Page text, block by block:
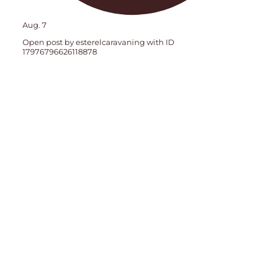
Aug. 7
Open post by esterelcaravaning with ID
17976796626118878